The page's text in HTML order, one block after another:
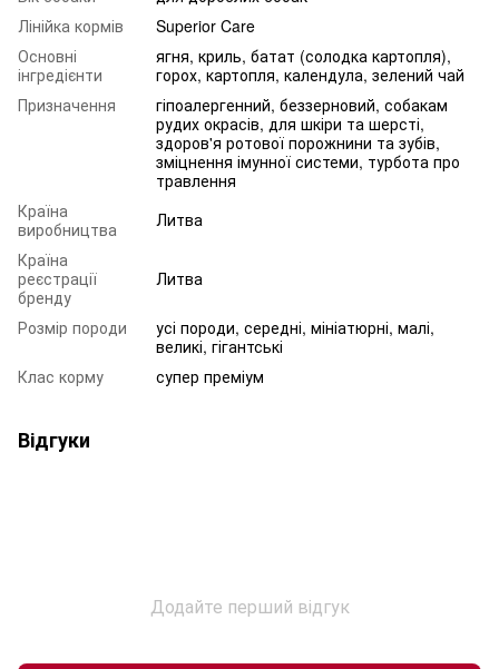
Лінійка кормів
Superior Care
Основні
інгредієнти
ягня, криль, батат (солодка картопля),
горох, картопля, календула, зелений чай
Призначення
гіпоалергенний, беззерновий, собакам
рудих окрасів, для шкіри та шерсті,
здоров'я ротової порожнини та зубів,
зміцнення імунної системи, турбота про
травлення
Країна
виробництва
Литва
Країна
реєстрації
бренду
Литва
Розмір породи
усі породи, середні, мініатюрні, малі,
великі, гігантські
Клас корму
супер преміум
Відгуки
Додайте перший відгук